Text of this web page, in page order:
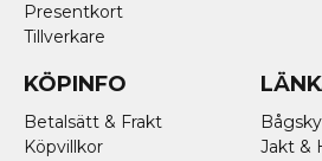
Presentkort
Tillverkare
KÖPINFO
Betalsätt & Frakt
Köpvillkor
Jakt &